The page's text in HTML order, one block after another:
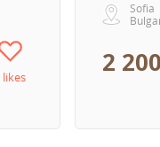
likes
Sofia
2